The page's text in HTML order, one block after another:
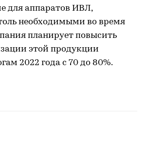
для аппаратов ИВЛ,
необходимыми во время
планирует повысить
этой продукции
2022 года с 70 до 80%.